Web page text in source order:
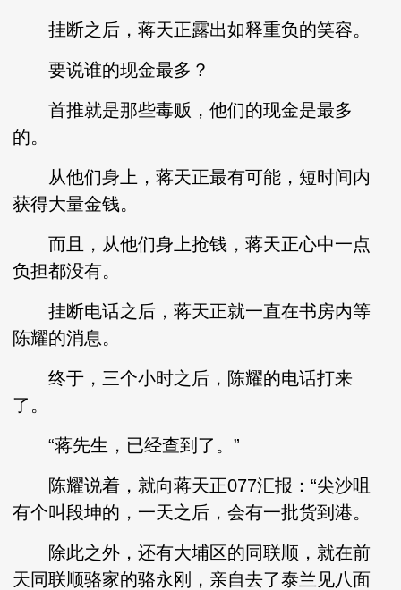
挂断之后，蒋天正露出如释重负的笑容。
要说谁的现金最多？
首推就是那些毒贩，他们的现金是最多
的。
从他们身上，蒋天正最有可能，短时间内
获得大量金钱。
而且，从他们身上抢钱，蒋天正心中一点
负担都没有。
挂断电话之后，蒋天正就一直在书房内等
陈耀的消息。
终于，三个小时之后，陈耀的电话打来
了。
“蒋先生，已经查到了。”
陈耀说着，就向蒋天正077汇报：“尖沙咀
有个叫段坤的，一天之后，会有一批货到港。
除此之外，还有大埔区的同联顺，就在前
天同联顺骆家的骆永刚，亲自去了泰兰见八面